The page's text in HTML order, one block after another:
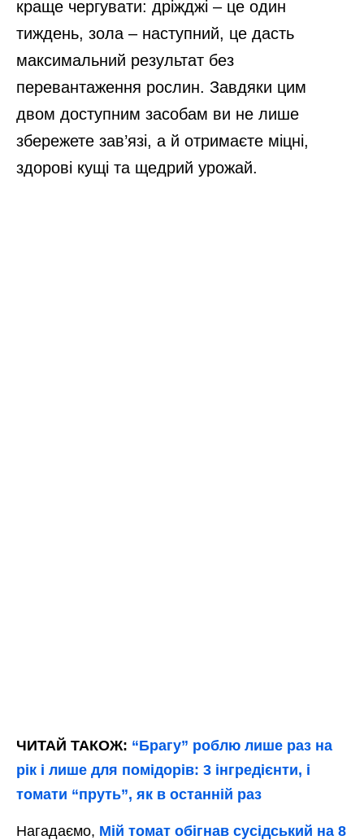
краще чергувати: дріжджі – це один
тиждень, зола – наступний, це дасть
максимальний результат без
перевантаження рослин. Завдяки цим
двом доступним засобам ви не лише
збережете зав’язі, а й отримаєте міцні,
здорові кущі та щедрий урожай.
ЧИТАЙ ТАКОЖ: “Брагу” роблю лише раз на
рік і лише для помідорів: 3 інгредієнти, і
томати “пруть”, як в останній раз
Нагадаємо, Мій томат обігнав сусідський на 8